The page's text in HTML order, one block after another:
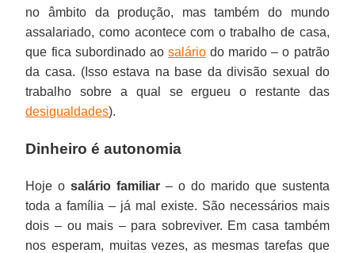
no âmbito da produção, mas também do mundo
assalariado, como acontece com o trabalho de casa,
que fica subordinado ao saláriodo marido – o patrão
da casa. (Isso estava na base da divisão sexual do
trabalho sobre a qual se ergueu o restante das
desigualdades).
Dinheiro é autonomia
Hoje osalário familiar – o do marido que sustenta
toda a família – já mal existe. São necessários mais
dois – ou mais – para sobreviver. Em casa também
nos esperam, muitas vezes, as mesmas tarefas que